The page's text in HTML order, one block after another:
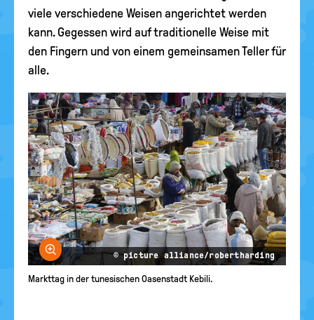
viele verschiedene Weisen angerichtet werden
kann. Gegessen wird auf traditionelle Weise mit
den Fingern und von einem gemeinsamen Teller für
alle.
Bild vergrößern
© picture alliance/robertharding
Markttag in der tunesischen Oasenstadt Kebili.